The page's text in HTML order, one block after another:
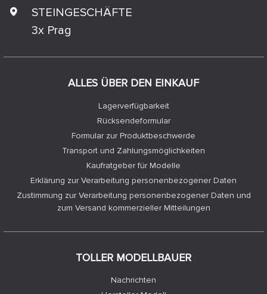
ALLES ÜBER DEN EINKAUF
Lagerverfügbarkeit
Rücksendeformular
Formular zur Produktbeschwerde
Transport und Zahlungsmöglichkeiten
Kaufratgeber für Modelle
Erklärung zur Verarbeitung personenbezogener Daten
Zustimmung zur Verarbeitung personenbezogener Daten und
zum Versand kommerzieller Mitteilungen
TOLLER MODELLBAUER
Nachrichten
STEINGESCHÄFTE
3x Prag